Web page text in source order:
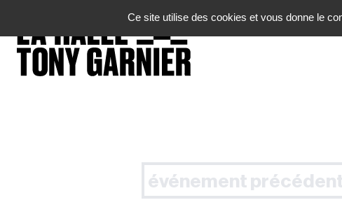
événement
Panneau de gestion des cookies
Ce site utilise des cookies et vous donne le